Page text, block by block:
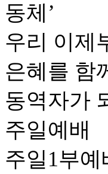
동체’
우리 이제
은혜를 함
동역자가
주일예배
주일1부